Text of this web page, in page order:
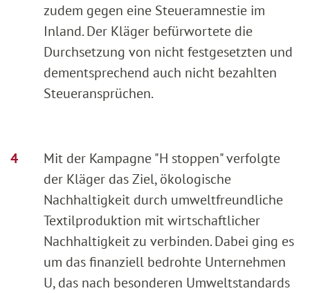
zudem gegen eine Steueramnestie im
Inland. Der Kläger befürwortete die
Durchsetzung von nicht festgesetzten und
dementsprechend auch nicht bezahlten
Steueransprüchen.
Mit der Kampagne "H stoppen" verfolgte
der Kläger das Ziel, ökologische
Nachhaltigkeit durch umweltfreundliche
Textilproduktion mit wirtschaftlicher
Nachhaltigkeit zu verbinden. Dabei ging es
um das finanziell bedrohte Unternehmen
U, das nach besonderen Umweltstandards